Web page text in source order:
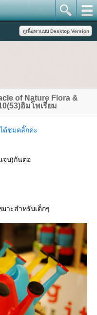
of Nature Flora &
อิมโพเรี่ยม
ด้ชมคลิ๊กค่ะ
จบ)กันต่อ
าะสำหรับเด็กๆ